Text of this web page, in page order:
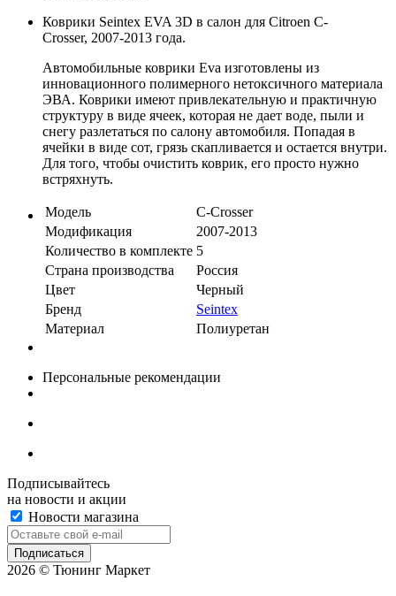
Коврики Seintex EVA 3D в салон для Citroen C-
Crosser, 2007-2013 года.
Автомобильные коврики Eva изготовлены из
инновационного полимерного нетоксичного материала
ЭВА. Коврики имеют привлекательную и практичную
структуру в виде ячеек, которая не дает воде, пыли и
снегу разлетаться по салону автомобиля. Попадая в
ячейки в виде сот, грязь скапливается и остается внутри.
Для того, чтобы очистить коврик, его просто нужно
встряхнуть.
Модель
C-Crosser
Модификация
2007-2013
Количество в комплекте 5
Страна производства
Россия
Цвет
Черный
Бренд
Seintex
Материал
Полиуретан
Персональные рекомендации
Подписывайтесь
на новости и акции
Новости магазина
2026 © Тюнинг Маркет